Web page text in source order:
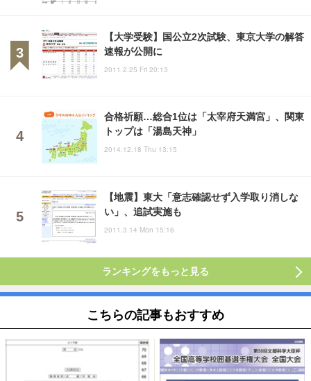
【大学受験】国公立2次試験、東京大学の解答
速報が公開に
2011.2.25 Fri 20:13
合格祈願…総合1位は「太宰府天満宮」、関東
トップは「湯島天神」
2014.12.18 Thu 13:15
【地震】東大「意志確認せず入学取り消しな
い」、追試実施も
2011.3.14 Mon 15:16
ランキングをもっと見る
こちらの記事もおすすめ